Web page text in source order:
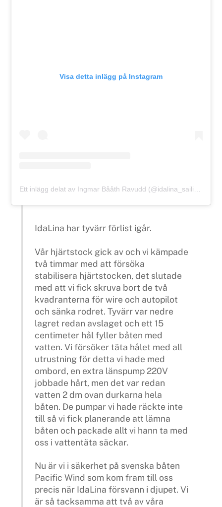
Visa detta inlägg på Instagram
IdaLina har tyvärr förlist igår.
Vår hjärtstock gick av och vi kämpade
två timmar med att försöka
stabilisera hjärtstocken, det slutade
med att vi fick skruva bort de två
kvadranterna för wire och autopilot
och sänka rodret. Tyvärr var nedre
lagret redan avslaget och ett 15
centimeter hål fyller båten med
vatten. Vi försöker täta hålet med all
utrustning för detta vi hade med
ombord, en extra länspump 220V
jobbade hårt, men det var redan
vatten 2 dm ovan durkarna hela
båten. De pumpar vi hade räckte inte
till så vi fick planerande att lämna
båten och packade allt vi hann ta med
oss i vattentäta säckar.
Nu är vi i säkerhet på svenska båten
Pacific Wind som kom fram till oss
precis när IdaLina försvann i djupet. Vi
är så tacksamma att två av våra